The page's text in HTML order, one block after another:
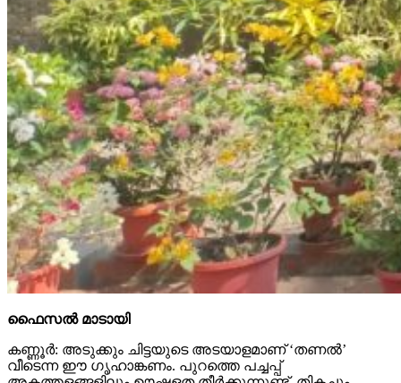
ഫൈസല്‍ മാടായി
കണ്ണൂര്‍: അടുക്കും ചിട്ടയുടെ അടയാളമാണ് ‘തണല്‍’
വീടെന്ന ഈ ഗൃഹാങ്കണം. പുറത്തെ പച്ചപ്പ്